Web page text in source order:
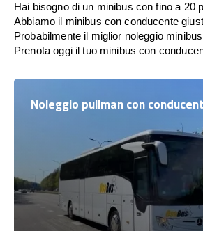
Hai bisogno di un minibus con fino a 20
Abbiamo il minibus con conducente
Probabilmente il miglior noleggio
Prenota oggi il tuo minibus con
Noleggio pullman con